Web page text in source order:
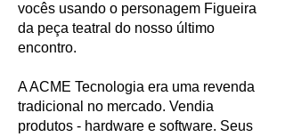
vocês usando o personagem Figueira
da peça teatral do nosso último
encontro.
A ACME Tecnologia era uma revenda
tradicional no mercado. Vendia
produtos - hardware e software. Seus